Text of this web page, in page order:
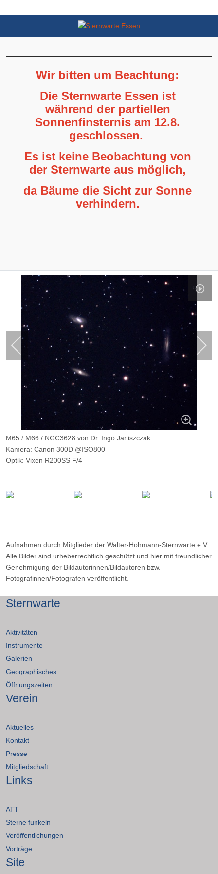
Mobile Menu Toggle
Wir bitten um Beachtung:
Die Sternwarte Essen ist
während der partiellen
Sonnenfinsternis am 12.8.
geschlossen.
Es ist keine Beobachtung von
der Sternwarte aus möglich,
da Bäume die Sicht zur Sonne
verhindern.
M65 / M66 / NGC3628 von Dr. Ingo Janiszczak
Kamera: Canon 300D @ISO800
Optik: Vixen R200SS F/4
Aufnahmen durch Mitglieder der Walter-Hohmann-Sternwarte e.V.
Alle Bilder sind urheberrechtlich geschützt und hier mit freundlicher
Genehmigung der Bildautorinnen/Bildautoren bzw.
Fotografinnen/Fotografen veröffentlicht.
Sternwarte
Aktivitäten
Instrumente
Galerien
Geographisches
Öffnungszeiten
Verein
Aktuelles
Kontakt
Presse
Mitgliedschaft
Links
ATT
Sterne funkeln
Veröffentlichungen
Vorträge
Site